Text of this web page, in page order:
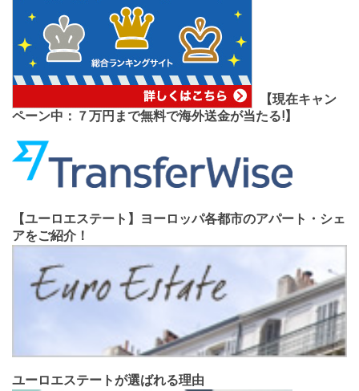
【現在キャン
ペーン中：７万円まで無料で海外送金が当たる!】
【ユーロエステート】ヨーロッパ各都市のアパート・シェ
アをご紹介！
ユーロエステートが選ばれる理由